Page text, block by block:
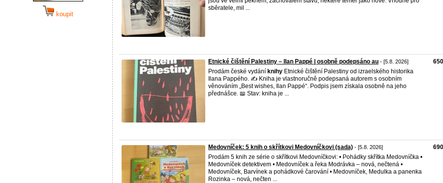
koupit
sběratele, mil ...
Etnické čištění Palestiny – Ilan Pappé | osobně podepsáno au - [5.8. 2026]
Prodám české vydání knihy Etnické čištění Palestiny od izraelského historika
Ilana Pappého. ✍️ Kniha je vlastnoručně podepsaná autorem s osobním
věnováním „Best wishes, Ilan Pappé“. Podpis jsem získala osobně na jeho
přednášce. 📖 Stav: kniha je ...
Medovníček: 5 knih o skřítkovi Medovníčkovi (sada) - [5.8. 2026]
Prodám 5 knih ze série o skřítkovi Medovníčkovi: • Pohádky skřítka Medovníčka •
Medovníček detektivem • Medovníček a řeka Modrávka – nová, nečtená •
Medovníček, Barvínek a pohádkové čarování • Medovníček, Medulka a panenka
Rozinka – nová, nečten ...